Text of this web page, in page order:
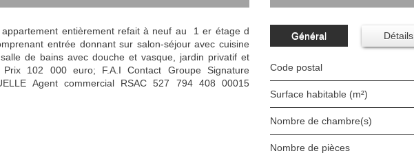
appartement entièrement refait à neuf au 1 er étage d
entrée donnant sur salon-séjour avec cuisine
de bains avec douche et vasque, jardin privatif et
102 000 euro; F.A.I Contact Groupe Signature
Agent commercial RSAC 527 794 408 00015
Général
Code postal
Surface habitable (m²)
Nombre de chambre(s)
Nombre de pièces